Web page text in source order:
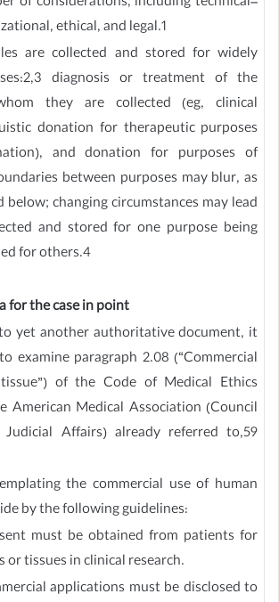
ethical, and legal.1
are collected and stored for widely
diagnosis or treatment of the
they are collected (eg, clinical
donation for therapeutic purposes
and donation for purposes of
between purposes may blur, as
changing circumstances may lead
and stored for one purpose being
for others.4
for the case in point
yet another authoritative document, it
examine paragraph 2.08 (“Commercial
of the Code of Medical Ethics
American Medical Association (Council
Affairs) already referred to,59
the commercial use of human
by the following guidelines:
must be obtained from patients for
or tissues in clinical research.
applications must be disclosed to